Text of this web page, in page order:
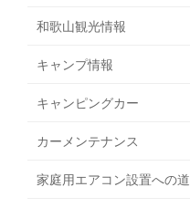
和歌山観光情報
キャンプ情報
キャンピングカー
カーメンテナンス
家庭用エアコン設置への道